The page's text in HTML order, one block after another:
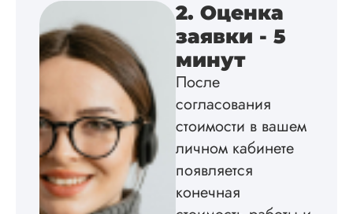
Вид работы:
Диссертация
на совесть: тут и
2. Оценка
заявки - 5
минут
После
согласования
стоимости в вашем
личном кабинете
появляется
конечная